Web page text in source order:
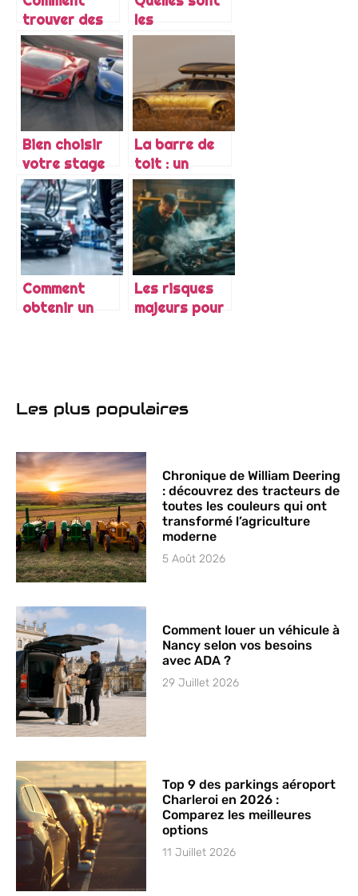
trouver des
pièces
détachées
Audi ?
les
caracteristiques
du camping
car profile ?
Bien choisir
votre stage
de pilotage
automobile
La barre de
toit : un
element pour
optimiser
l’espace dans
le vehicule
Comment
obtenir un
Les risques
majeurs pour
adapté
Les plus populaires
Chronique de William Deering
: découvrez des tracteurs de
toutes les couleurs qui ont
transformé l’agriculture
moderne
5 Août 2026
Comment louer un véhicule à
Nancy selon vos besoins
avec ADA ?
29 Juillet 2026
Top 9 des parkings aéroport
Charleroi en 2026 :
Comparez les meilleures
options
11 Juillet 2026